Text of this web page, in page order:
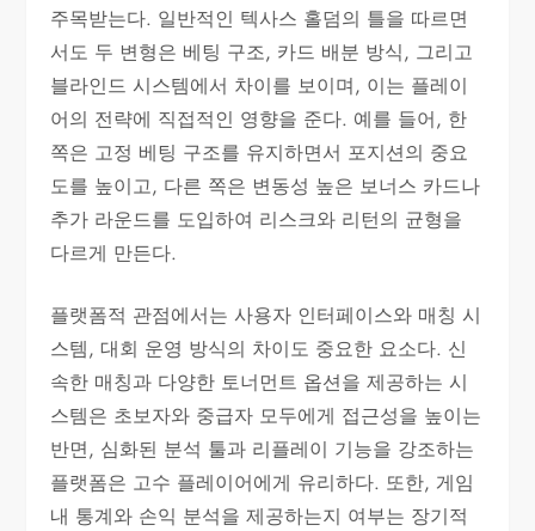
주목받는다. 일반적인 텍사스 홀덤의 틀을 따르면
서도 두 변형은 베팅 구조, 카드 배분 방식, 그리고
블라인드 시스템에서 차이를 보이며, 이는 플레이
어의 전략에 직접적인 영향을 준다. 예를 들어, 한
쪽은 고정 베팅 구조를 유지하면서 포지션의 중요
도를 높이고, 다른 쪽은 변동성 높은 보너스 카드나
추가 라운드를 도입하여 리스크와 리턴의 균형을
다르게 만든다.
플랫폼적 관점에서는 사용자 인터페이스와 매칭 시
스템, 대회 운영 방식의 차이도 중요한 요소다. 신
속한 매칭과 다양한 토너먼트 옵션을 제공하는 시
스템은 초보자와 중급자 모두에게 접근성을 높이는
반면, 심화된 분석 툴과 리플레이 기능을 강조하는
플랫폼은 고수 플레이어에게 유리하다. 또한, 게임
내 통계와 손익 분석을 제공하는지 여부는 장기적